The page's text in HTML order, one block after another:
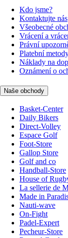
Kdo jsme?
Kontaktujte nás
Všeobecné
Vrácení a
Právní
Platební
Náklady na
Oznámení o
Naše obchody
Basket-Center
Daily Bikers
Direct-Volley
Espace Golf
Foot-Store
Gallop Store
Golf and co
Handball-Store
House of
La sellerie de
Made in
Nauti-wave
On-Fight
Padel-Expert
Pecheur-Store